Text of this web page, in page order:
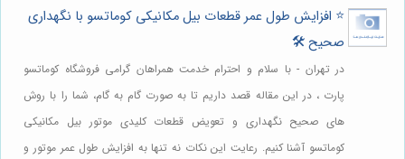
⭐️ افزایش طول عمر قطعات بیل مکانیکی کوماتسو با نگهداری
صحیح 🛠️
در تهران - با سلام و احترام خدمت همراهان گرامی فروشگاه کوماتسو
پارت ، در این مقاله قصد داریم تا به صورت گام به گام، شما را با روش
های صحیح نگهداری و تعویض قطعات کلیدی موتور بیل مکانیکی
کوماتسو آشنا کنیم. رعایت این نکات نه تنها به افزایش طول عمر موتور و